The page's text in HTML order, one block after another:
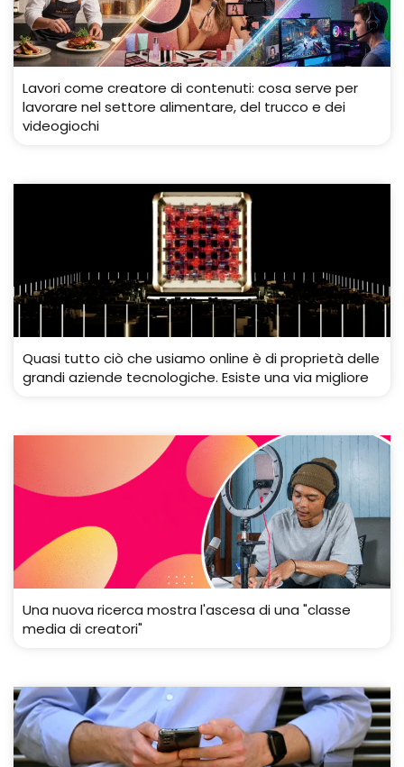
Lavori come creatore di contenuti: cosa serve per
lavorare nel settore alimentare, del trucco e dei
videogiochi
Quasi tutto ciò che usiamo online è di proprietà delle
grandi aziende tecnologiche. Esiste una via migliore
Una nuova ricerca mostra l'ascesa di una "classe
media di creatori"